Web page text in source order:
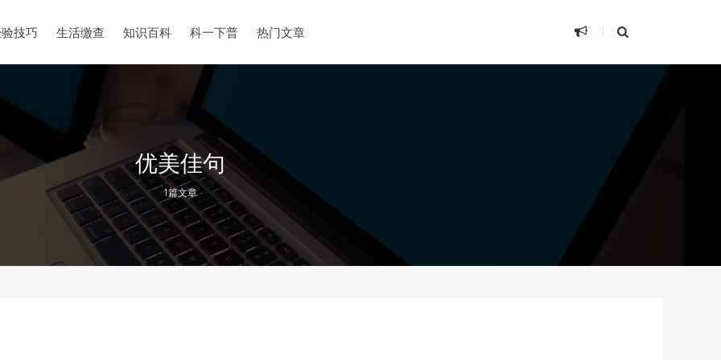
技巧 生活缴查 知识百科 科一下普 热门文章
优美佳句
1篇文章